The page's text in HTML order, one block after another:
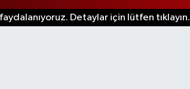
Detaylar için lütfen tıklayın.